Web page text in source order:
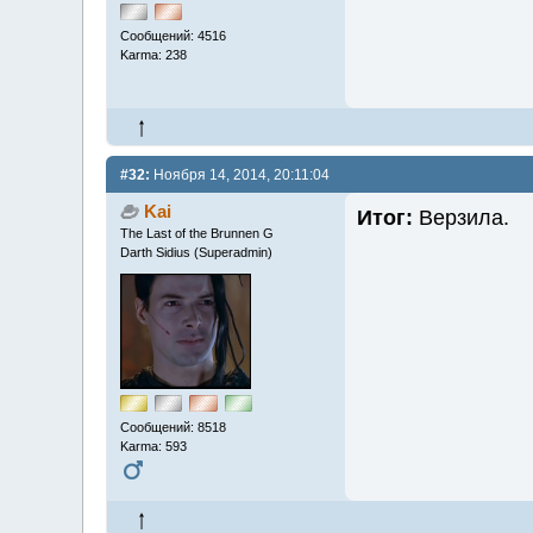
Сообщений: 4516
Karma: 238
#32: Ноября 14, 2014, 20:11:04
Kai
The Last of the Brunnen G
Darth Sidius (Superadmin)
Сообщений: 8518
Karma: 593
Итог: Верзила.